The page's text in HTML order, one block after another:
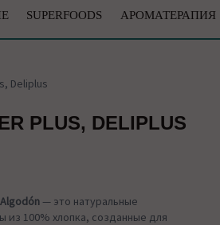
SUPERFOODS АРОМАТЕРАПИЯ
Deliplus
PLUS, DELIPLUS
— это натуральные
из 100% хлопка, созданные для